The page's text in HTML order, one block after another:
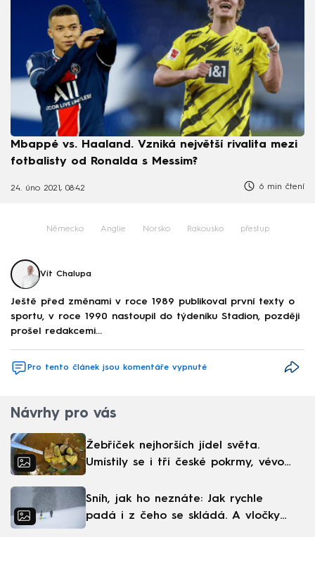
Mbappé vs. Haaland. Vzniká největší rivalita mezi
fotbalisty od Ronalda s Messim?
24. úno 2021, 08:42 6 min čtení
Německo Anglie Norsko Rakousko přestup
Vít Chalupa
Ještě před změnami v roce 1989 publikoval první texty o
sportu, v roce 1990 nastoupil do týdeníku Stadion, později
prošel redakcemi...
Pro tento článek jsou komentáře vypnuté
Návrhy pro vás
Žebříček nejhorších jídel světa.
Umístily se i tři české pokrmy, vévodí
Sníh, jak ho neznáte: Jak rychle
padá i z čeho se skládá. A vločky